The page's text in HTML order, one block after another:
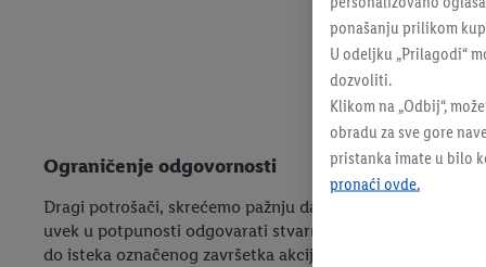
Ograničenje odgovornosti
Dragi potrošači, skrećemo pažnju da je kupovina moguća
uvek u potpunosti odgovarati stvarnom izgledu
do isteka označenog završetka akcijskog perioda. I
ponašanju prilikom
U odeljku „Prilagodi“
dozvoliti.
Klikom na „Odbij“,
obradu za sve gore
pristanka imate u bilo
pronaći ovde.